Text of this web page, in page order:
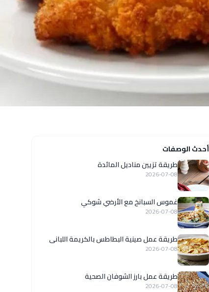
أحدث الوصفات
طريقة تزيين مناديل المائدة
2026-07-08
غموس السبانخ مع الأرضي شوكي
2026-07-08
طريقة عمل صينية البطاطس بالكريمة اللبانى
2026-07-08
طريقة عمل بارز الشوفان الصحية
2026-07-08